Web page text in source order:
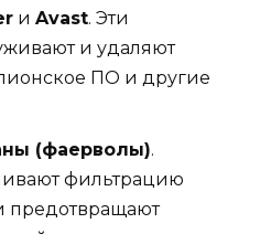
и Avast. Эти
и удаляют
ПО и другие
(фаерволы).
фильтрацию
предотвращают